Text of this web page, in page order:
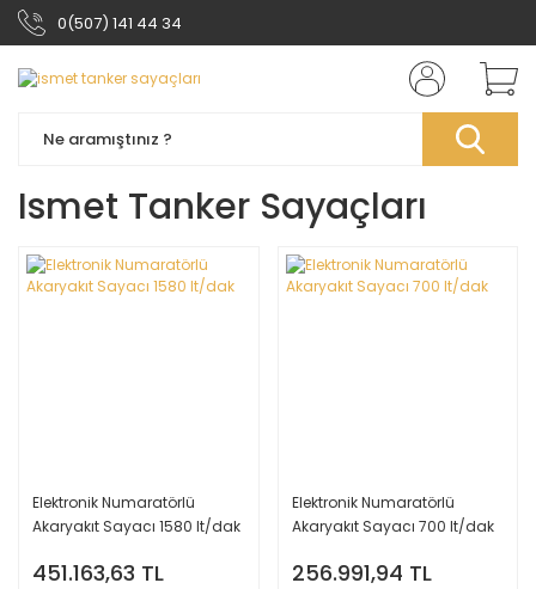
0(507) 141 44 34
Ismet Tanker Sayaçları
Elektronik Numaratörlü
Akaryakıt Sayacı 1580 lt/dak
451.163,63 TL
Elektronik Numaratörlü
Akaryakıt Sayacı 700 lt/dak
256.991,94 TL